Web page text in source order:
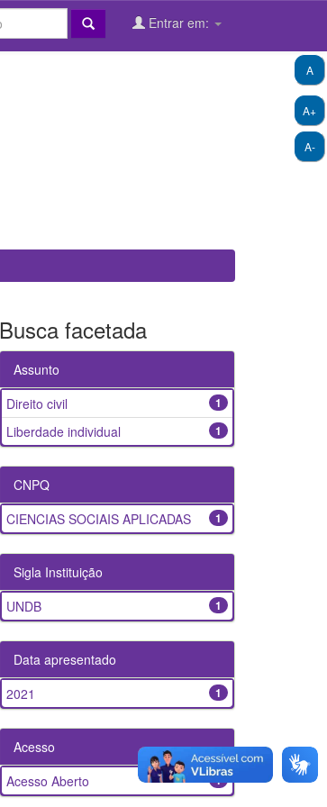
Entrar em:
A+
A-
A
Busca facetada
Assunto
1
Direito civil
1
Liberdade individual
CNPQ
1
CIENCIAS SOCIAIS APLICADAS
Sigla Instituição
1
UNDB
Data apresentado
1
2021
Acesso
1
Acesso Aberto